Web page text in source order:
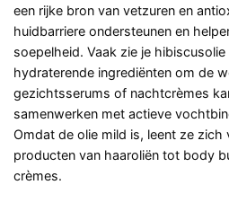
een rijke bron van vetzuren en
huidbarriere ondersteunen en
soepelheid. Vaak zie je
hydraterende ingrediënten om de
gezichtsserums of nachtcrèmes
samenwerken met actieve
Omdat de olie mild is, leent ze zich
producten van haaroliën tot body
crèmes.